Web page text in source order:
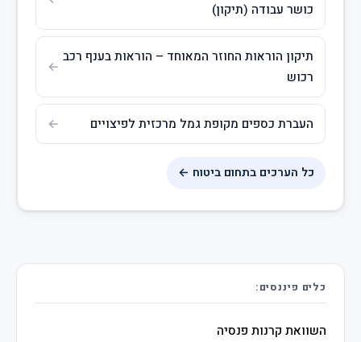
כושר עבודה (תיקון)
תיקון הוראות החוזר המאוחד – הוראות בענף רכב
רכוש
העברת כספים מקופת גמל מרכזית לפיצויים
כל הערכים בתחום ביטוח ←
כלים פיננסים:
השוואת קרנות פנסיה